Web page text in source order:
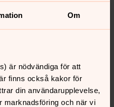
Om
är nödvändiga för att
finns också kakor för
din användarupplevelse,
marknadsföring och när vi
på sidans